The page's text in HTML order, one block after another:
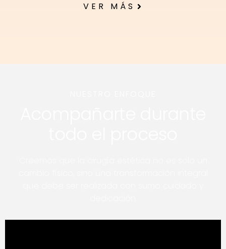
VER MÁS